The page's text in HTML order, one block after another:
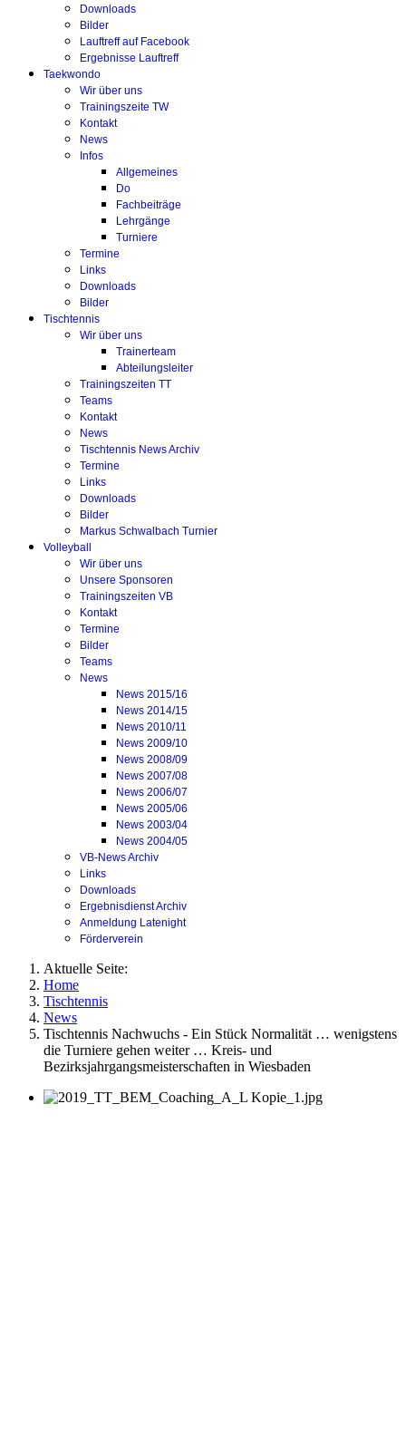
Downloads
Bilder
Lauftreff auf Facebook
Ergebnisse Lauftreff
Taekwondo
Wir über uns
Trainingszeite TW
Kontakt
News
Infos
Allgemeines
Do
Fachbeiträge
Lehrgänge
Turniere
Termine
Links
Downloads
Bilder
Tischtennis
Wir über uns
Trainerteam
Abteilungsleiter
Trainingszeiten TT
Teams
Kontakt
News
Tischtennis News Archiv
Termine
Links
Downloads
Bilder
Markus Schwalbach Turnier
Volleyball
Wir über uns
Unsere Sponsoren
Trainingszeiten VB
Kontakt
Termine
Bilder
Teams
News
News 2015/16
News 2014/15
News 2010/11
News 2009/10
News 2008/09
News 2007/08
News 2006/07
News 2005/06
News 2003/04
News 2004/05
VB-News Archiv
Links
Downloads
Ergebnisdienst Archiv
Anmeldung Latenight
Förderverein
Aktuelle Seite:
Home
Tischtennis
News
Tischtennis Nachwuchs - Ein Stück Normalität … wenigstens
die Turniere gehen weiter … Kreis- und
Bezirksjahrgangsmeisterschaften in Wiesbaden